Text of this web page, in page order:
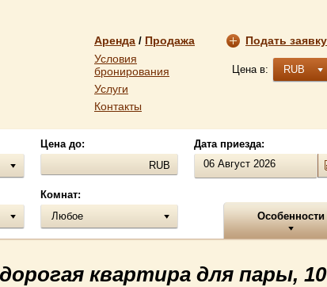
Аренда / Продажа
Условия
бронирования
Услуги
Контакты
Подать заявку
Цена в: RUB
Цена до:
RUB
Дата приезда:
Комнат:
Любое
Особенности
квартира для пары,